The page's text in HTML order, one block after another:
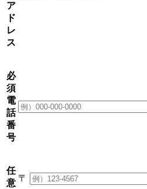
ア
ド
レ
ス
必
須
電
話
番
号
任
意 〒